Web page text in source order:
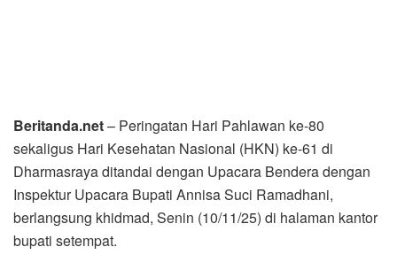
Beritanda.net– Peringatan Hari Pahlawan ke-80
sekaligus Hari Kesehatan Nasional (HKN) ke-61 di
Dharmasraya ditandai dengan Upacara Bendera dengan
Inspektur Upacara Bupati Annisa Suci Ramadhani,
berlangsung khidmad, Senin (10/11/25) di halaman kantor
bupati setempat.